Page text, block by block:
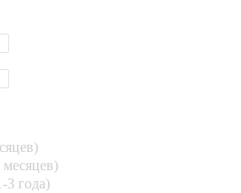
3 года)